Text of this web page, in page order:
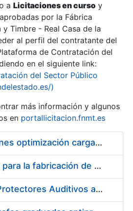
a Licitaciones en curso y
por la Fábrica
Timbre - Real Casa de la
al perfil del contratante del
de Contratación del
en el siguiente link:
del Sector Público
)
más información y algunos
en portallicitacion.fnmt.es
Pliego condiciones optimización cargas compras firmado
Acuerdo marco para la fabricación de piezas
Suministro de Protectores Auditivos a medida para las personas trabajadoras de los Centros de Trabajo de Madrid y Burgos